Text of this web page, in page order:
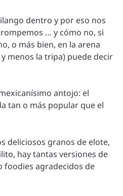
dentro y por eso nos
… y cómo no, si
o más bien, en la arena
menos la tripa) puede decir
antojo: el
tan o más popular que el
deliciosos granos de elote,
hay tantas versiones de
foodies agradecidos de